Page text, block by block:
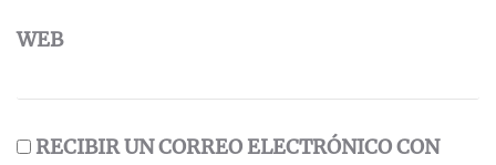
WEB
RECIBIR UN CORREO ELECTRÓNICO CON